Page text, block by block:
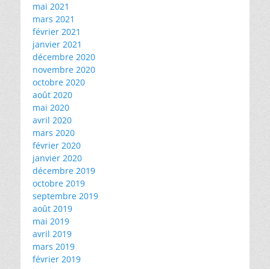
mai 2021
mars 2021
février 2021
janvier 2021
décembre 2020
novembre 2020
octobre 2020
août 2020
mai 2020
avril 2020
mars 2020
février 2020
janvier 2020
décembre 2019
octobre 2019
septembre 2019
août 2019
mai 2019
avril 2019
mars 2019
février 2019